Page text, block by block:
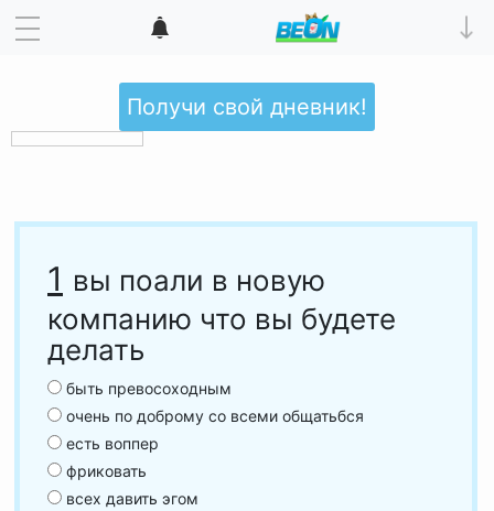
Получи свой дневник!
1 вы поали в новую
компанию что вы будете
делать
быть превосоходным
очень по доброму со всеми общатьбся
есть воппер
фриковать
всех давить эгом